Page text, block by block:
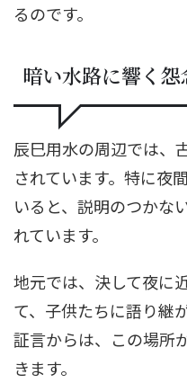
るのです。
暗い水路に響く
辰巳用水の周辺では、
されています。特に夜
いると、説明のつかな
れています。
地元では、決して夜に
て、子供たちに語り継
証言からは、この場所
きます。